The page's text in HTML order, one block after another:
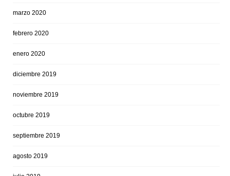
marzo 2020
febrero 2020
enero 2020
diciembre 2019
noviembre 2019
octubre 2019
septiembre 2019
agosto 2019